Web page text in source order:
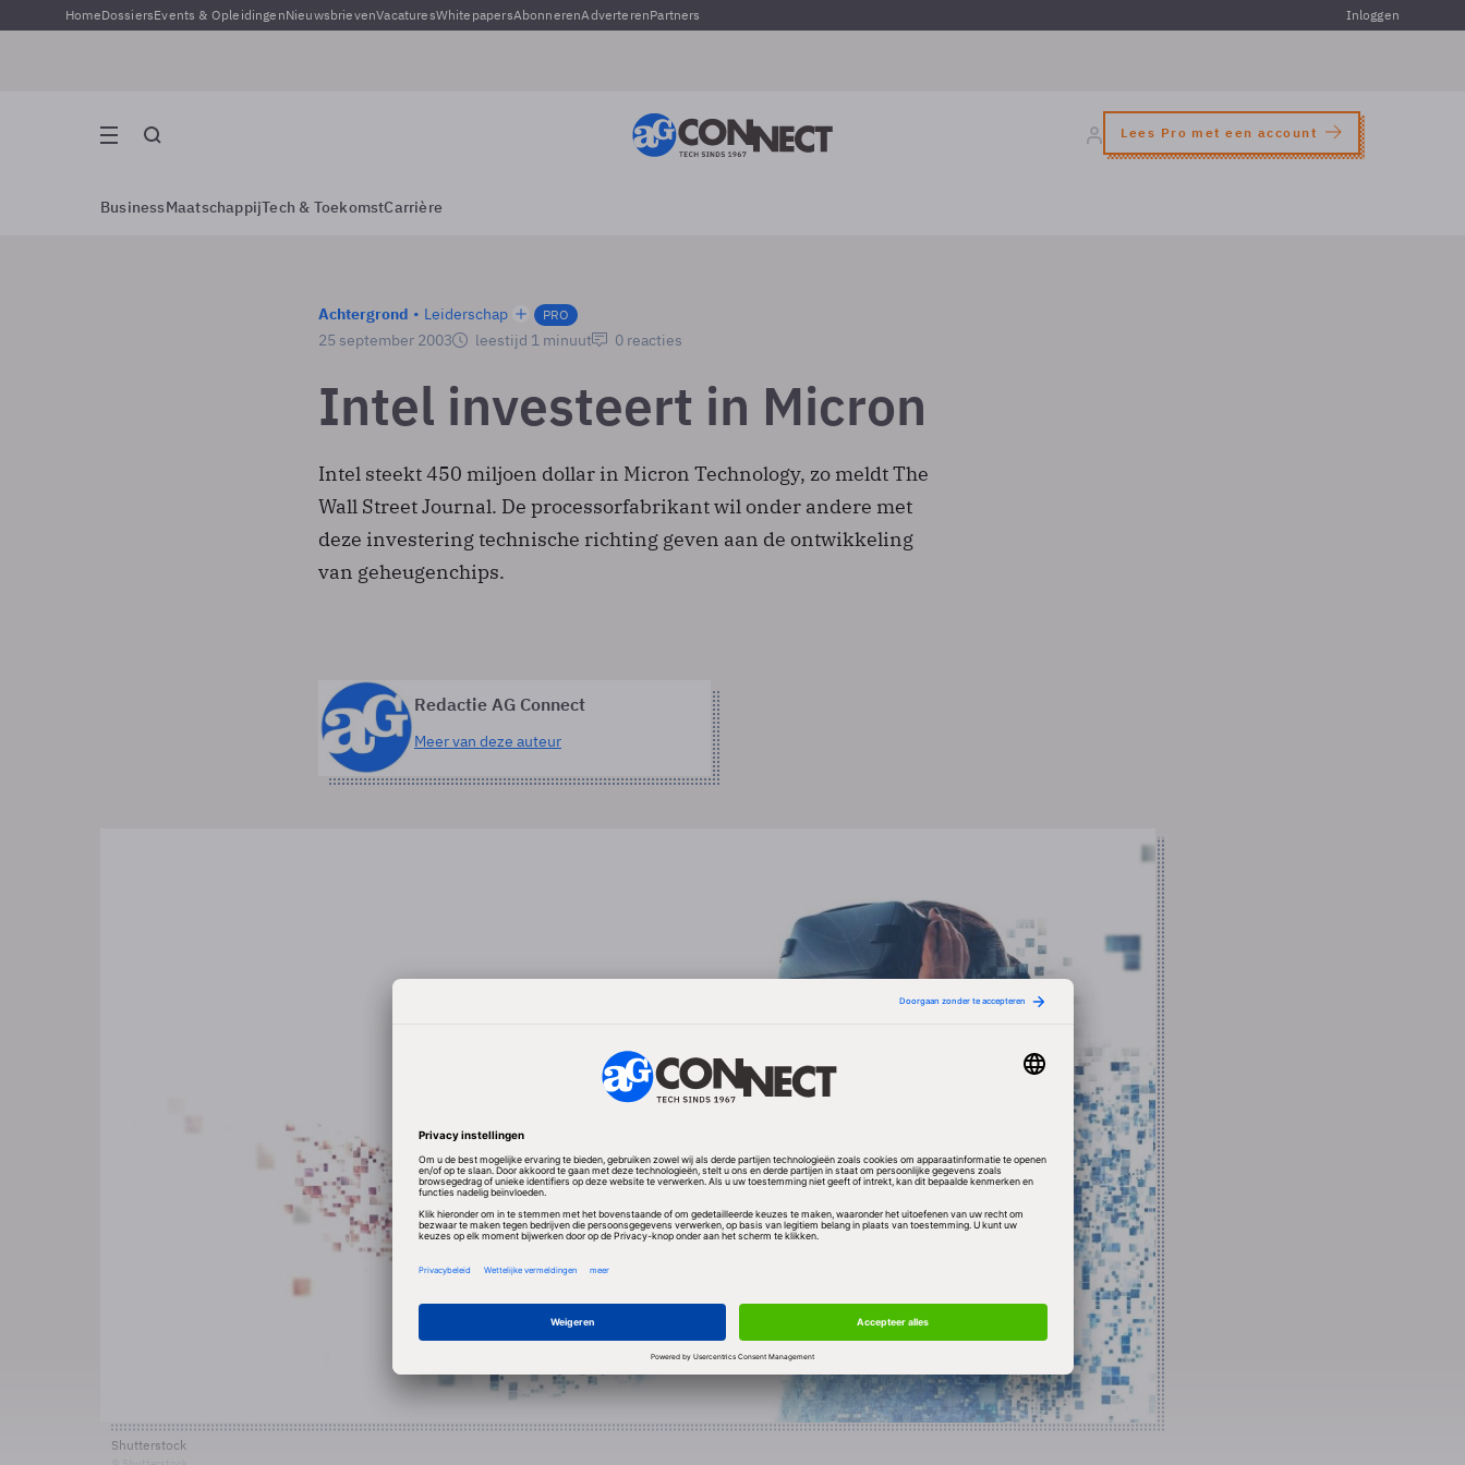
HomeDossiersEvents & OpleidingenNieuwsbrievenVacaturesWhitepapersAbonnerenAdverterenPartners Inloggen
Lees Pro met een account
BusinessMaatschappijTech & ToekomstCarrière
Achtergrond Leiderschap PRO
25 september 2003 leestijd 1 minuut 0 reacties
Intel investeert in Micron
Intel steekt 450 miljoen dollar in Micron Technology, zo meldt The
Wall Street Journal. De processorfabrikant wil onder andere met
deze investering technische richting geven aan de ontwikkeling
van geheugenchips.
Redactie AG Connect
Meer van deze auteur
Shutterstock